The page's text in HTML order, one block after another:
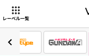
レーベル一覧